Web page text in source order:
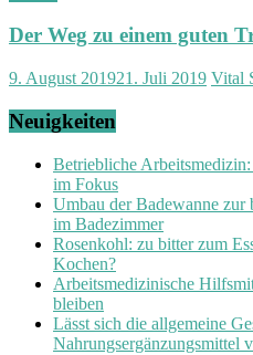
Der Weg zu einem guten
9. August 201921. Juli 2019 Vital
Neuigkeiten
Betriebliche
im Fokus
Umbau der Badewanne zur
im Badezimmer
Rosenkohl: zu bitter zum
Kochen?
Arbeitsmedizinische
bleiben
Lässt sich die allgemeine
Nahrungsergänzungsmittel